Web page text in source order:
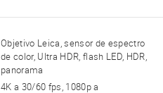
Objetivo Leica, sensor de espectro
de color, Ultra HDR, flash LED, HDR,
panorama
4K a 30/60 fps, 1080p a